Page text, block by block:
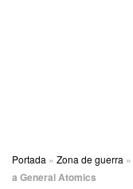
Portada » Zona de guerra »
a General Atomics